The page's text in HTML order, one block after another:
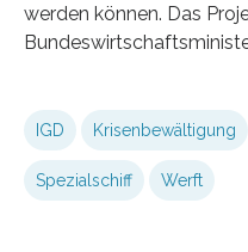
werden können. Das
IGD Krisenbewältigung
Spezialschiff Werft